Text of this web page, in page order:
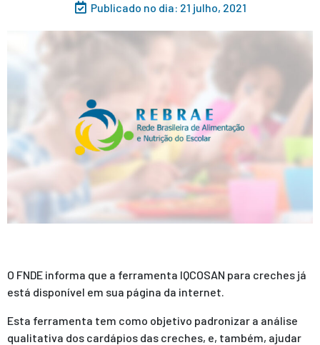
Publicado no dia: 21 julho, 2021
O FNDE informa que a ferramenta IQCOSAN para creches já
está disponível em sua página da internet.
Esta ferramenta tem como objetivo padronizar a análise
qualitativa dos cardápios das creches, e, também, ajudar